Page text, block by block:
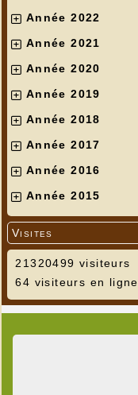
Année 2022
Année 2021
Année 2020
Année 2019
Année 2018
Année 2017
Année 2016
Année 2015
Visites
21320499 visiteurs
64 visiteurs en ligne